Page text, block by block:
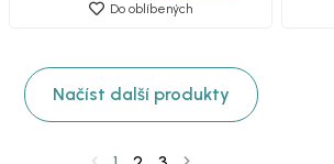
Do oblíbených
Načíst další produkty